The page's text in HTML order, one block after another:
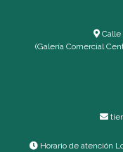
Calle
(Galería Comercial
Horario de atención